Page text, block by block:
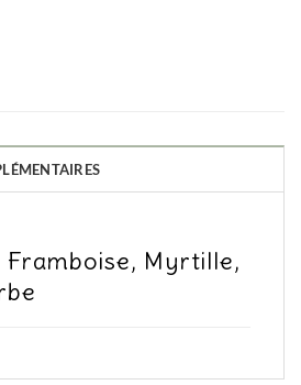
Framboise, Myrtille,